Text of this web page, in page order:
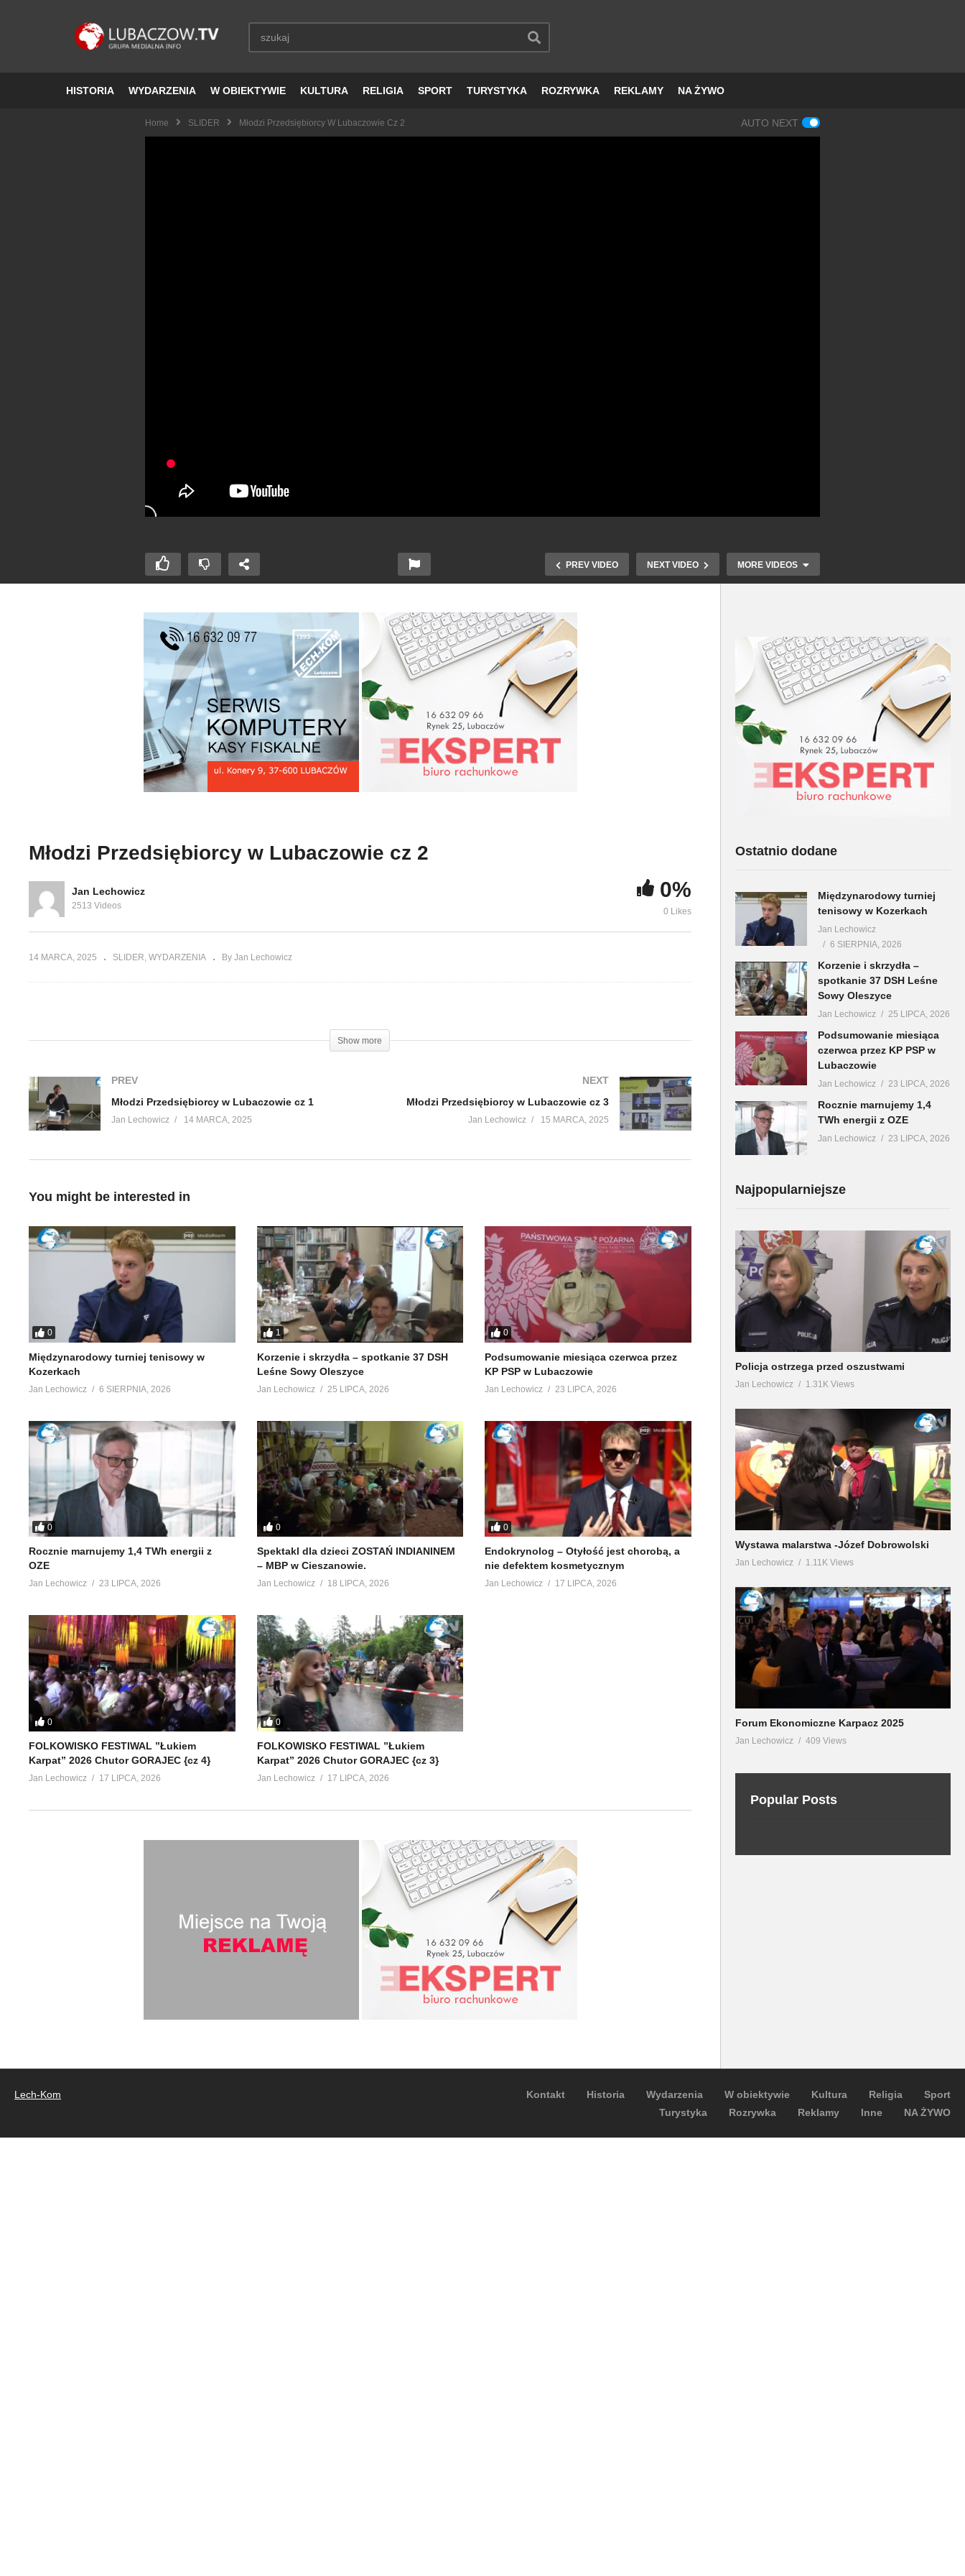
HISTORIA WYDARZENIA W OBIEKTYWIE KULTURA RELIGIA SPORT TURYSTYKA ROZRYWKA REKLAMY NA ŻYWO
Home SLIDER Młodzi Przedsiębiorcy W Lubaczowie Cz 2 AUTO NEXT
PREV VIDEO NEXT VIDEO MORE VIDEOS
Wzrost o 35 proc handu
między Polską a Wielką
Brytanią
Młodzi Przedsiębiorcy w
Lubaczowie cz 1
Młodzi Przedsiębiorcy w
Lubaczowie cz 2
Młodzi Przedsiębiorcy w
Lubaczowie cz 3
Młodzi
Młodzi Przedsiębiorcy w Lubaczowie cz 2
Jan Lechowicz
2513 Videos
0%
0 Likes
14 MARCA, 2025 SLIDER WYDARZENIA By Jan Lechowicz
Show more
PREV
Młodzi Przedsiębiorcy w Lubaczowie cz 1
Jan Lechowicz 14 MARCA, 2025
NEXT
Młodzi Przedsiębiorcy w Lubaczowie cz 3
Jan Lechowicz 15 MARCA, 2025
You might be interested in
0
Międzynarodowy turniej tenisowy w
Kozerkach
Jan Lechowicz 6 SIERPNIA, 2026
1
Korzenie i skrzydła – spotkanie 37 DSH
Leśne Sowy Oleszyce
Jan Lechowicz 25 LIPCA, 2026
0
Podsumowanie miesiąca czerwca przez
KP PSP w Lubaczowie
Jan Lechowicz 23 LIPCA, 2026
0
Rocznie marnujemy 1,4 TWh energii z
OZE
Jan Lechowicz 23 LIPCA, 2026
0
Spektakl dla dzieci ZOSTAŃ INDIANINEM
– MBP w Cieszanowie.
Jan Lechowicz 18 LIPCA, 2026
0
Endokrynolog – Otyłość jest chorobą, a
nie defektem kosmetycznym
Jan Lechowicz 17 LIPCA, 2026
0
FOLKOWISKO FESTIWAL ”Łukiem
Karpat” 2026 Chutor GORAJEC {cz 4}
Jan Lechowicz 17 LIPCA, 2026
0
FOLKOWISKO FESTIWAL ”Łukiem
Karpat” 2026 Chutor GORAJEC {cz 3}
Jan Lechowicz 17 LIPCA, 2026
Ostatnio dodane
Międzynarodowy turniej
tenisowy w Kozerkach
Jan Lechowicz
6 SIERPNIA, 2026
Korzenie i skrzydła –
spotkanie 37 DSH Leśne
Sowy Oleszyce
Jan Lechowicz 25 LIPCA, 2026
Podsumowanie miesiąca
czerwca przez KP PSP w
Lubaczowie
Jan Lechowicz 23 LIPCA, 2026
Rocznie marnujemy 1,4
TWh energii z OZE
Jan Lechowicz 23 LIPCA, 2026
Najpopularniejsze
Policja ostrzega przed oszustwami
Jan Lechowicz 1.31K Views
Wystawa malarstwa -Józef Dobrowolski
Jan Lechowicz 1.11K Views
Forum Ekonomiczne Karpacz 2025
Jan Lechowicz 409 Views
Popular Posts
Lech-Kom Kontakt Historia Wydarzenia W obiektywie Kultura Religia
Sport
Turystyka
Rozrywka Reklamy Inne NA ŻYWO